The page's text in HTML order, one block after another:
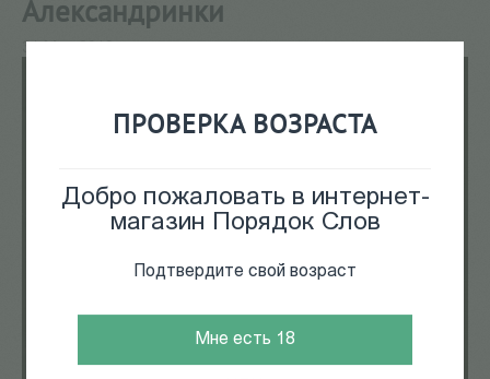
ПРОВЕРКА ВОЗРАСТА
Добро пожаловать в интернет-
магазин Порядок Слов
Подтвердите свой возраст
Мне есть 18
Александринки